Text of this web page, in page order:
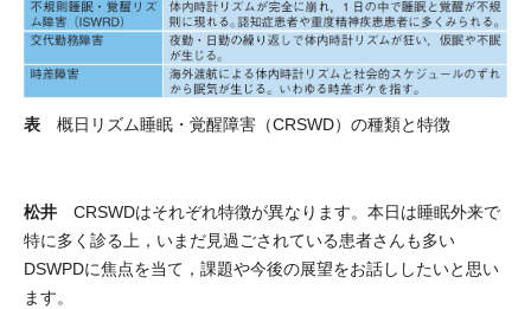
表 概日リズム睡眠・覚醒障害（CRSWD）の種類と特徴
松井 CRSWDはそれぞれ特徴が異なります。本日は睡眠外来で
特に多く診る上，いまだ見過ごされている患者さんも多い
DSWPDに焦点を当て，課題や今後の展望をお話ししたいと思い
ます。